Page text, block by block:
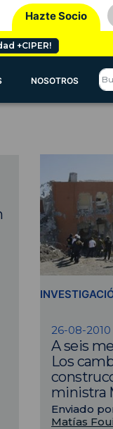
Hazte Socio
+CIPER!
NOSOTROS
26-08-2010
A seis
Los
ministra
Enviado
Matías